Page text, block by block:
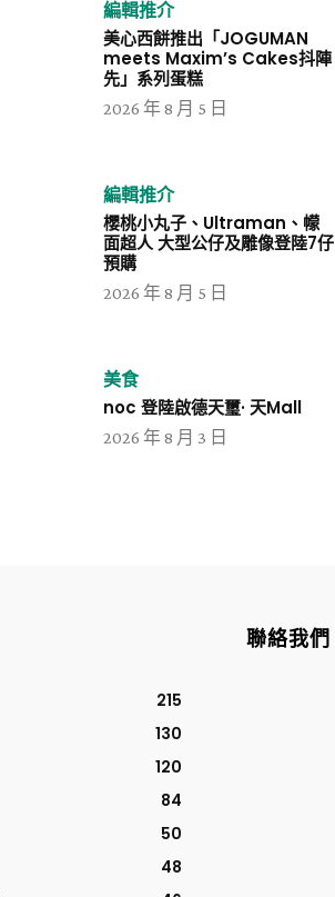
編輯推介
美心西餅推出「JOGUMAN
meets Maxim’s Cakes抖陣
先」系列蛋糕
2026 年 8 月 5 日
編輯推介
櫻桃小丸子、Ultraman、幪
面超人 大型公仔及雕像登陸7仔
預購
2026 年 8 月 5 日
美食
noc 登陸啟德天璽· 天Mall
2026 年 8 月 3 日
215
130
120
84
50
48
聯絡我們